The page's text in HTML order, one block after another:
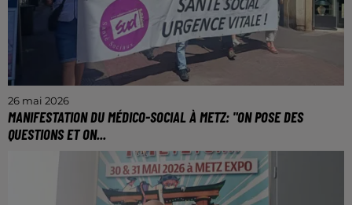
26 mai 2026
MANIFESTATION DU MÉDICO-SOCIAL À METZ: "ON POSE DES
QUESTIONS ET ON...
A l'occasion de la journée nationale de mobilisation
du secteur médico-social, de nombreuses
manifestations ont eu lieu à travers le pays, dont à